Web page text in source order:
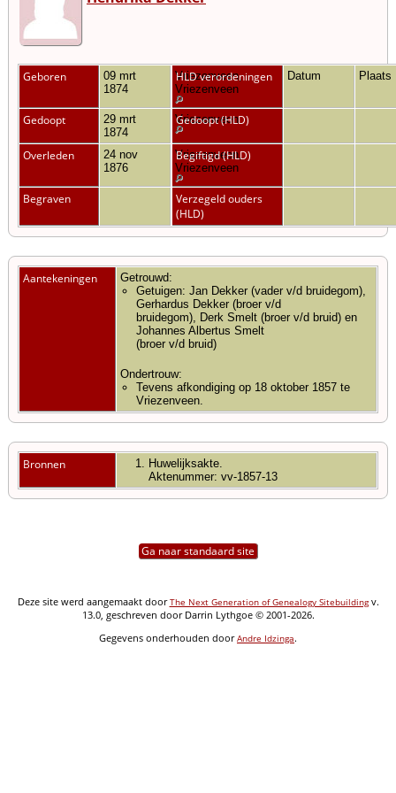
Geboren
09 mrt
1874
Vriezenveen,
Vriezenveen
HLD verordeningen Datum Plaats
Gedoopt
29 mrt
1874
Vriezenveen
Gedoopt (HLD)
Overleden
24 nov
1876
Vriezenveen,
Vriezenveen
Begiftigd (HLD)
Begraven
Verzegeld ouders
(HLD)
Aantekeningen
Getrouwd:
Getuigen: Jan Dekker (vader v/d bruidegom),
Gerhardus Dekker (broer v/d
bruidegom), Derk Smelt (broer v/d bruid) en
Johannes Albertus Smelt
(broer v/d bruid)
Ondertrouw:
Tevens afkondiging op 18 oktober 1857 te
Vriezenveen.
Bronnen
Huwelijksakte.
Aktenummer: vv-1857-13
Ga naar standaard site
Deze site werd aangemaakt doorThe Next Generation of Genealogy Sitebuildingv.
13.0, geschreven door Darrin Lythgoe © 2001-2026.
Gegevens onderhouden doorAndre Idzinga.